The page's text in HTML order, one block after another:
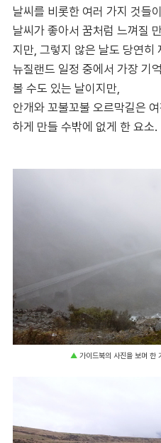
날씨를 비롯한 여러 가지 것들
날씨가 좋아서 꿈처럼 느껴질
지만, 그렇지 않은 날도 당연히
뉴질랜드 일정 중에서 가장 기
볼 수도 있는 날이지만,
안개와 꼬불꼬불 오르막길은
하게 만들 수밖에 없게 한 요소.
▲ 가이드북의 사진을 보며 한